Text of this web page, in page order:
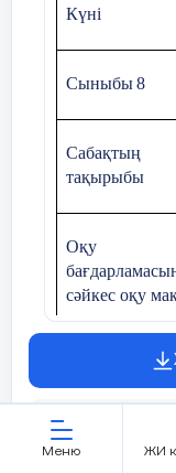
Меню ЖИ
Күні
Сыныбы8
Сабақтың
тақырыбы
Оқу
сәйкес оқу